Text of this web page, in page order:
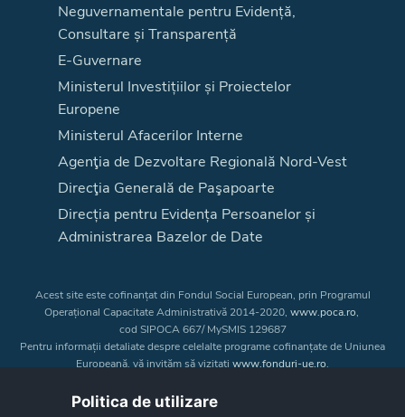
Neguvernamentale pentru Evidență,
Consultare și Transparență
E-Guvernare
Ministerul Investițiilor și Proiectelor
Europene
Ministerul Afacerilor Interne
Agenţia de Dezvoltare Regională Nord-Vest
Direcţia Generală de Paşapoarte
Direcția pentru Evidența Persoanelor și
Administrarea Bazelor de Date
Acest site este cofinanțat din Fondul Social European, prin Programul
Operațional Capacitate Administrativă 2014-2020, www.poca.ro,
cod SIPOCA 667/ MySMIS 129687
Pentru informații detaliate despre celelalte programe cofinanțate de Uniunea
Europeană, vă invităm să vizitați www.fonduri-ue.ro.
a Uniunii Europene. Întreaga responsabilitate asupra
Politica de utilizare